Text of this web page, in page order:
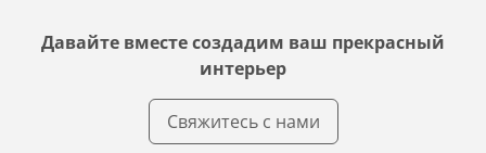
Давайте вместе создадим ваш прекрасный
интерьер
Свяжитесь с нами